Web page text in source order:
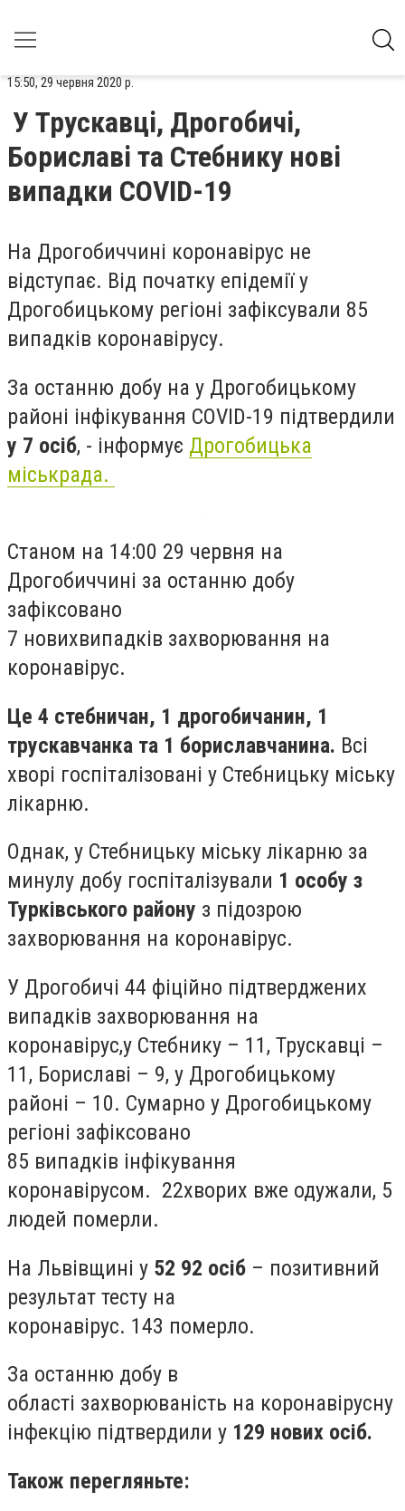
15:50, 29 червня 2020 р.
У Трускавці, Дрогобичі,
Бориславі та Стебнику нові
випадки COVID-19
На Дрогобиччині коронавірус не
відступає. Від початку епідемії у
Дрогобицькому регіоні зафіксували 85
випадків коронавірусу.
За останню добу на у Дрогобицькому
районі інфікування COVID-19 підтвердили
у 7 осіб, - інформує Дрогобицька
міськрада.
Станом на 14:00 29 червня на
Дрогобиччині за останню добу
зафіксовано
7 новихвипадків захворювання на
коронавірус.
Це 4 стебничан, 1 дрогобичанин, 1
трускавчанка та 1 бориславчанина. Всі
хворі госпіталізовані у Стебницьку міську
лікарню.
Однак, у Стебницьку міську лікарню за
минулу добу госпіталізували 1 особу з
Турківського району з підозрою
захворювання на коронавірус.
У Дрогобичі 44 фіційно підтверджених
випадків захворювання на
коронавірус,у Стебнику – 11, Трускавці –
11, Бориславі – 9, у Дрогобицькому
районі – 10. Сумарно у Дрогобицькому
регіоні зафіксовано
85 випадків інфікування
коронавірусом. 22хворих вже одужали, 5
людей померли.
На Львівщині у 52 92 осіб – позитивний
результат тесту на
коронавірус. 143 померло.
За останню добу в
області захворюваність на коронавірусну
інфекцію підтвердили у 129 нових осіб.
Також перегляньте: